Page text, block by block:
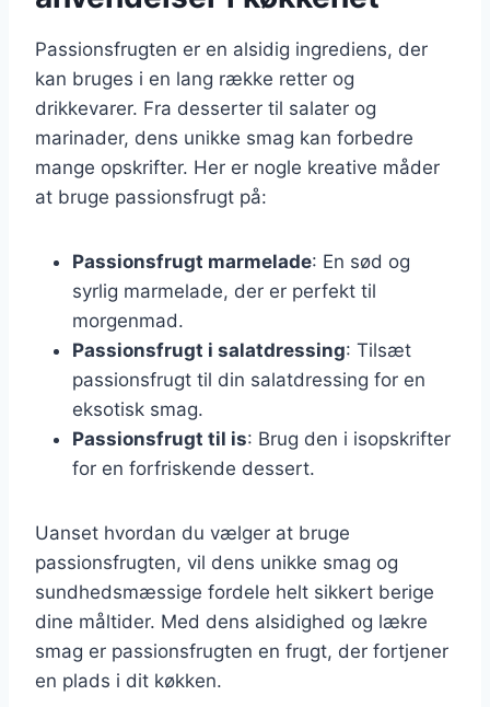
Passionsfrugten er en alsidig ingrediens, der
kan bruges i en lang række retter og
drikkevarer. Fra desserter til salater og
marinader, dens unikke smag kan forbedre
mange opskrifter. Her er nogle kreative måder
at bruge passionsfrugt på:
Passionsfrugt marmelade: En sød og
syrlig marmelade, der er perfekt til
morgenmad.
Passionsfrugt i salatdressing: Tilsæt
passionsfrugt til din salatdressing for en
eksotisk smag.
Passionsfrugt til is: Brug den i isopskrifter
for en forfriskende dessert.
Uanset hvordan du vælger at bruge
passionsfrugten, vil dens unikke smag og
sundhedsmæssige fordele helt sikkert berige
dine måltider. Med dens alsidighed og lækre
smag er passionsfrugten en frugt, der fortjener
en plads i dit køkken.